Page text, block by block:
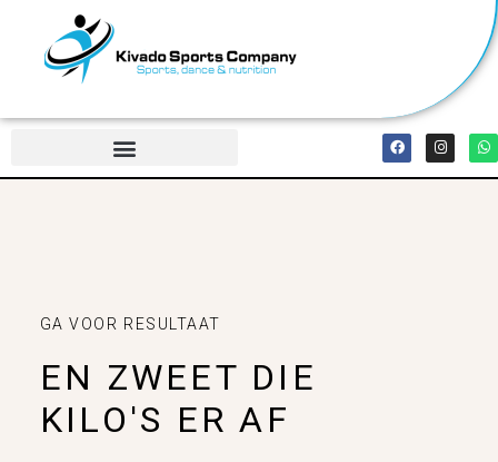
GA VOOR RESULTAAT
EN ZWEET DIE
KILO'S ER AF